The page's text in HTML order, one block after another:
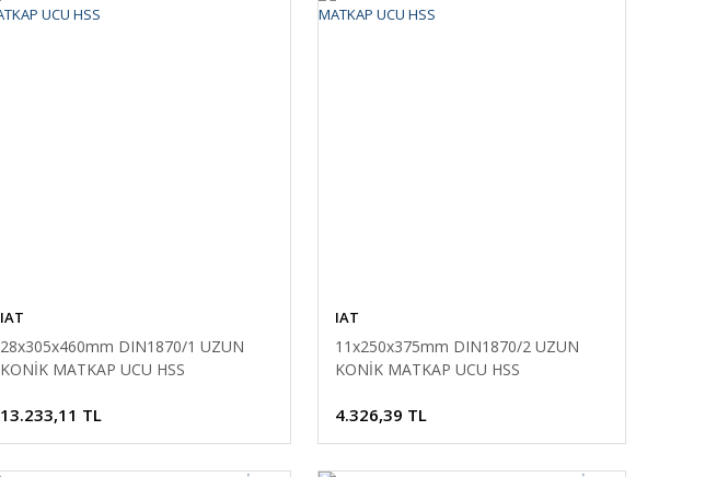
IAT
28x305x460mm DIN1870/1 UZUN
KONİK MATKAP UCU HSS
13.233,11 TL
IAT
11x250x375mm DIN1870/2 UZUN
KONİK MATKAP UCU HSS
4.326,39 TL